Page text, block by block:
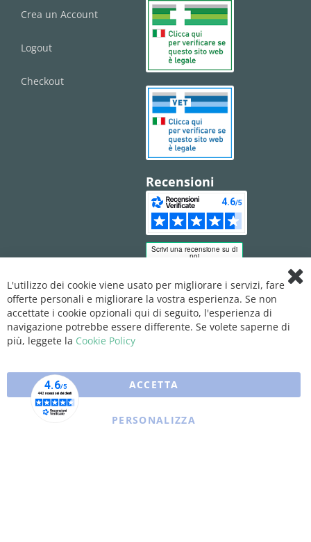
Crea un Account
Logout
Checkout
Recensioni
L'utilizzo dei cookie viene usato per migliorare i servizi, fare
offerte personali e migliorare la vostra esperienza. Se non
accettate i cookie opzionali qui di seguito, l'esperienza di
navigazione potrebbe essere differente. Se volete saperne di
più, leggete la Cookie Policy
ACCETTA
PERSONALIZZA